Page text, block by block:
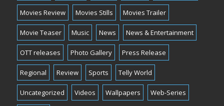
Movies Review Movies Stills Movies Trailer
Movie Teaser Music News News & Entertainment
OTT releases Photo Gallery Press Release
Regional Review Sports Telly World
Uncategorized Videos Wallpapers Web-Series